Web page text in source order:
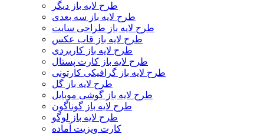
طرح لایه باز دیگر
طرح لایه باز سه بعدی
طرح لایه باز طراحی سایت
طرح لایه باز قاب عکس
طرح لایه باز کاربردی
طرح لایه باز کارت پستال
طرح لایه باز گرافیکی کارتونی
طرح لایه باز گل
طرح لایه باز گوشی موبایل
طرح لایه باز گوناگون
طرح لایه باز لوگو
کارت ویزیت آماده